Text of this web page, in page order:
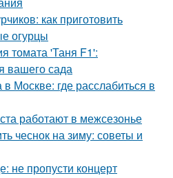
как приготовить
огурцы
томата 'Таня F1':
вашего сада
Москве: где расслабиться в
работают в межсезонье
чеснок на зиму: советы и
не пропусти концерт